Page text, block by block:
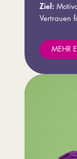
Ziel:
Vertrauen
MEHR